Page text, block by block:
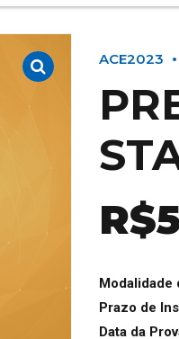
ACE2023
R$
Modalidade
Prazo de
Data da